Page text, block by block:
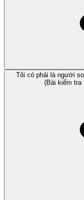
Tôi có phải là người
(Bài kiểm tra